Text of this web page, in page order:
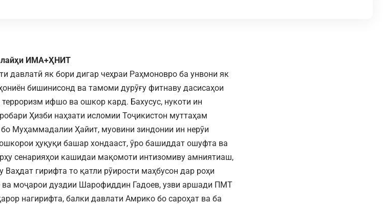
ИМА+ҲНИТ
давлатӣ як бори дигар чеҳраи Раҳмоновро ба унвони як
бишинисонд ва тамоми дурӯғу фитнаву дасисаҳои
ифшо ва ошкор кард. Бахусус, нукоти ин
Ҳизби наҳзати исломии Тоҷикистон муттаҳам
Муҳаммадалии Ҳайит, муовини зиндонии ин нерӯи
ҳуқуқи башар хондааст, ӯро башиддат ошуфта ва
сенарияҳои кашидаи мақомоти интизомиву амниятиаш,
гирифта то қатли рӯирости маҳбусон дар роҳи
ва моҷарои дуздии Шарофиддин Гадоев, узви аршади ПМТ
нагирифта, балки давлати Амрико бо сароҳат ва ба